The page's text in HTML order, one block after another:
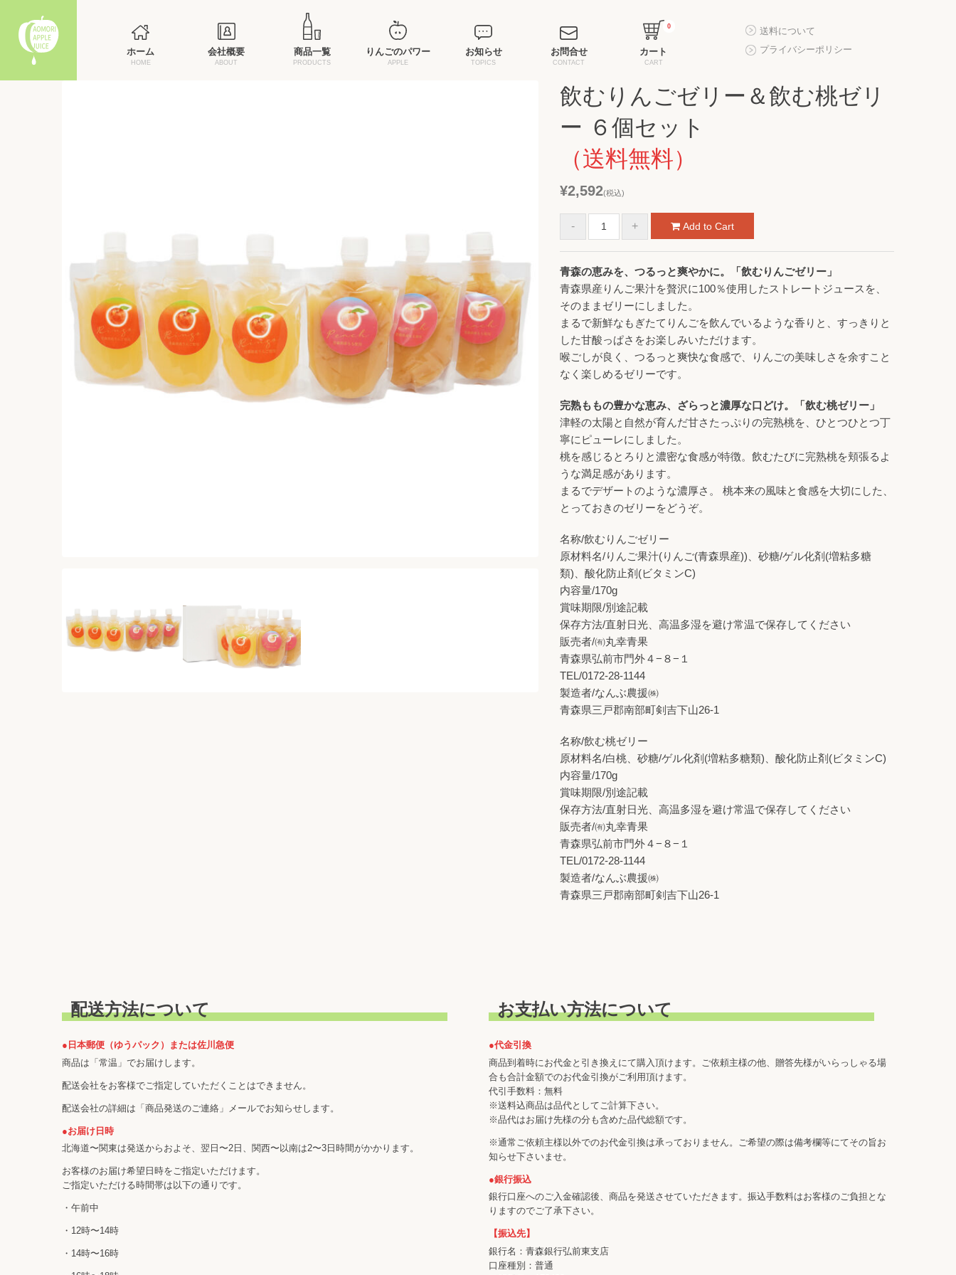
ホーム
HOME
会社概要
ABOUT
商品一覧
PRODUCTS
りんごのパワー
APPLE
お知らせ
TOPICS
お問合せ
CONTACT
カート
CART
0
送料について
プライバシーポリシー
飲むりんごゼリー＆飲む桃ゼリ
ー ６個セット
（送料無料）
¥2,592(税込)
青森の恵みを、つるっと爽やかに。「飲むりんごゼリー」
青森県産りんご果汁を贅沢に100％使用したストレートジュースを、
そのままゼリーにしました。
まるで新鮮なもぎたてりんごを飲んでいるような香りと、すっきりと
した甘酸っぱさをお楽しみいただけます。
喉ごしが良く、つるっと爽快な食感で、りんごの美味しさを余すこと
なく楽しめるゼリーです。
完熟ももの豊かな恵み、ざらっと濃厚な口どけ。「飲む桃ゼリー」
津軽の太陽と自然が育んだ甘さたっぷりの完熟桃を、ひとつひとつ丁
寧にピューレにしました。
桃を感じるとろりと濃密な食感が特徴。飲むたびに完熟桃を頬張るよ
うな満足感があります。
まるでデザートのような濃厚さ。 桃本来の風味と食感を大切にした、
とっておきのゼリーをどうぞ。
名称/飲むりんごゼリー
原材料名/りんご果汁(りんご(青森県産))、砂糖/ゲル化剤(増粘多糖
類)、酸化防止剤(ビタミンC)
内容量/170g
賞味期限/別途記載
保存方法/直射日光、高温多湿を避け常温で保存してください
販売者/㈲丸幸青果
青森県弘前市門外４−８−１
TEL/0172-28-1144
製造者/なんぶ農援㈱
青森県三戸郡南部町剣吉下山26-1
名称/飲む桃ゼリー
原材料名/白桃、砂糖/ゲル化剤(増粘多糖類)、酸化防止剤(ビタミンC)
内容量/170g
賞味期限/別途記載
保存方法/直射日光、高温多湿を避け常温で保存してください
販売者/㈲丸幸青果
青森県弘前市門外４−８−１
TEL/0172-28-1144
製造者/なんぶ農援㈱
青森県三戸郡南部町剣吉下山26-1
配送方法について
●日本郵便（ゆうパック）または佐川急便
商品は「常温」でお届けします。
配送会社をお客様でご指定していただくことはできません。
配送会社の詳細は「商品発送のご連絡」メールでお知らせします。
●お届け日時
北海道〜関東は発送からおよそ、翌日〜2日、関西〜以南は2〜3日時間がかかります。
お客様のお届け希望日時をご指定いただけます。
ご指定いただける時間帯は以下の通りです。
・午前中
・12時〜14時
・14時〜16時
お支払い方法について
●代金引換
商品到着時にお代金と引き換えにて購入頂けます。ご依頼主様の他、贈答先様がいらっしゃる場
合も合計金額でのお代金引換がご利用頂けます。
代引手数料：無料
※送料込商品は品代としてご計算下さい。
※品代はお届け先様の分も含めた品代総額です。
※通常ご依頼主様以外でのお代金引換は承っておりません。ご希望の際は備考欄等にてその旨お
知らせ下さいませ。
●銀行振込
銀行口座へのご入金確認後、商品を発送させていただきます。振込手数料はお客様のご負担とな
りますのでご了承下さい。
【振込先】
銀行名：青森銀行弘前東支店
口座種別：普通